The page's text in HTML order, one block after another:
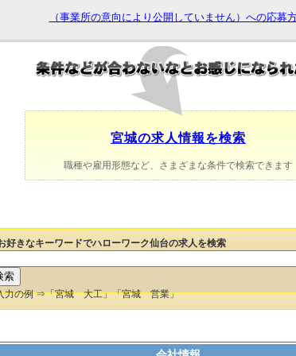
（事業所の意向により公開していません）への応募
宮城の求人情報を検索
職種や雇用形態など、さまざまな条件で検索できます
好きなキーワードでハローワーク仙台の求人を検索
力の例 ⇒「宮城 大工」「宮城 営業」